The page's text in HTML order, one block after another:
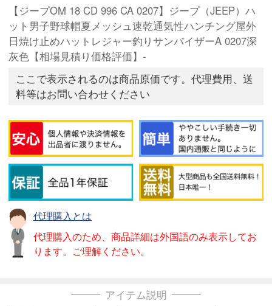
【ジープOM 18 CD 996 CA 0207】ジープ（JEEP）ハ
ット男子野球帽夏メッシュ速乾通気性ハンチング屋外
日焼け止めハットレジャー釣りサンバイザーA 0207深
灰色【相場見積り価格評価】-
ここで表示されるのは商品原価です。代理費用、送
料等はお問い合わせください
代理購入とは
代理購入のため、商品詳細は外国語のみ表示してお
ります。ご理解ください。
アイテム説明